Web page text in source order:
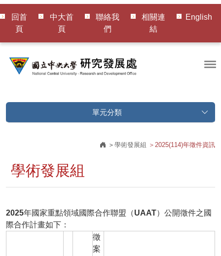
回首
頁
中大首
頁
聯絡我
們
相關連
結
English
單元分類
學術發展組 2025(114)年徵件資訊
學術發展組
2025年國家重點領域國際合作聯盟（UAAT）公開徵件之國
際合作計畫如下：
徵
案